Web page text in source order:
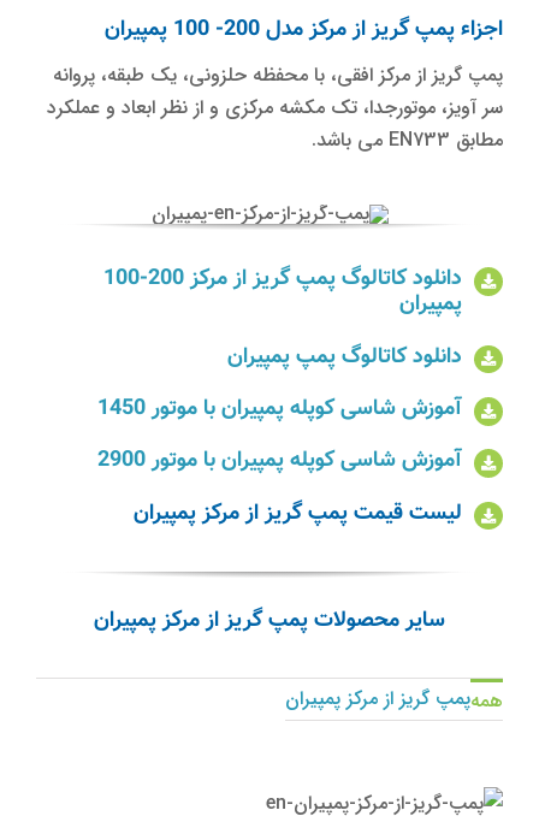
اجزاء پمپ گریز از مرکز مدل 200- 100 پمپیران
پمپ گریز از مرکز افقی، با محفظه حلزونی، یک طبقه، پروانه
سر آویز، موتورجدا، تک مکشه مرکزی و از نظر ابعاد و عملکرد
مطابق EN733 می باشد.
دانلود کاتالوگ پمپ گریز از مرکز 200-100
پمپیران
دانلود کاتالوگ پمپ پمپیران
آموزش شاسی کوپله پمپیران با موتور 1450
آموزش شاسی کوپله پمپیران با موتور 2900
لیست قیمت پمپگریز از مرکز پمپیران
سایر محصولات پمپ گریز از مرکز پمپیران
همهپمپ گریز از مرکز پمپیران
پمپیران